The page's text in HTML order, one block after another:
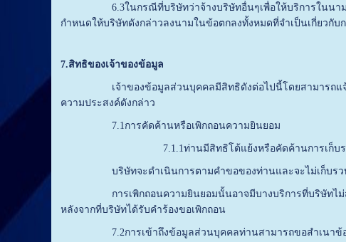
6.3ในกรณีที่บริษัทว่าจ้างบริษัทอื่นๆเพื่อให้บริการในนามของ
กำหนดให้บริษัทดังกล่าวลงนามในข้อตกลงทั้งหมดที่จำเป็นเกี่ยวกั
7.สิทธิของเจ้าของข้อมูล
เจ้าของข้อมูลส่วนบุคคลมีสิทธิดังต่อไปนี้โดยสามารถแจ้งให้ทา
ความประสงค์ดังกล่าว
7.1การคัดค้านหรือเพิกถอนความยินยอม
7.1.1ท่านมีสิทธิโต้แย้งหรือคัดค้านการเก็บรวบรว
บริษัทจะดำเนินการตามคำขอของท่านและจะไม่เก็บรวบร
การเพิกถอนความยินยอมนั้นอาจมีบางบริการที่บริษัทไม่สามา
หลังจากที่บริษัทได้รับคำร้องขอเพิกถอน
7.2การเข้าถึงข้อมูลส่วนบุคคลท่านสามารถขอสำเนาข้อมูลส่